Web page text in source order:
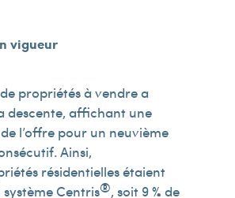
vigueur
propriétés à vendre a
descente, affichant une
l’offre pour un neuvième
Ainsi,
résidentielles étaient
Centris®, soit 9 % de